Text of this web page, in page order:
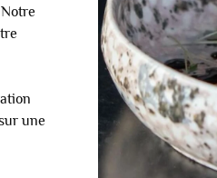
une